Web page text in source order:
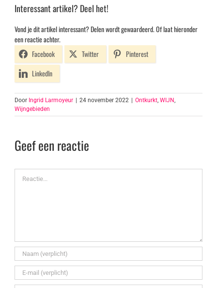
Interessant artikel? Deel het!
Vond je dit artikel interessant? Delen wordt gewaardeerd. Of laat hieronder
een reactie achter.
Facebook
Twitter
Pinterest
LinkedIn
Door Ingrid Larmoyeur 24 november 2022 Ontkurkt, WIJN,
Wijngebieden
Geef een reactie